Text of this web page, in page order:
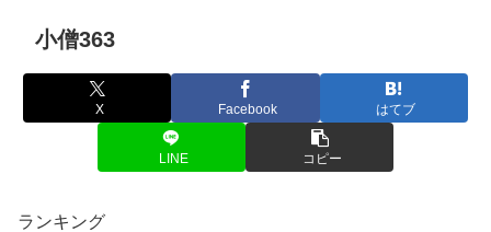
小僧363
X Facebook はてブ
LINE コピー
ランキング